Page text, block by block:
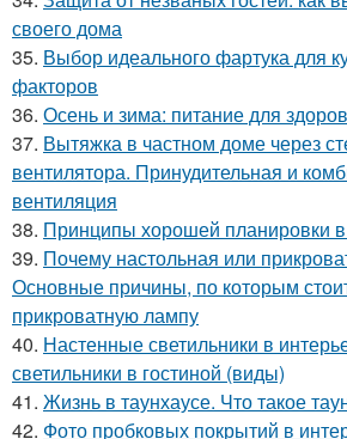
своего дома
35. Выбор идеального фартука для
факторов
36. Осень и зима: питание для
37. Вытяжка в частном доме через
вентилятора. Принудительная и
вентиляция
38. Принципы хорошей планировки в
39. Почему настольная или
Основные причины, по которым
прикроватную лампу
40. Настенные светильники в
светильники в гостиной (виды)
41. Жизнь в таунхаусе. Что такое
42. Фото пробковых покрытий в